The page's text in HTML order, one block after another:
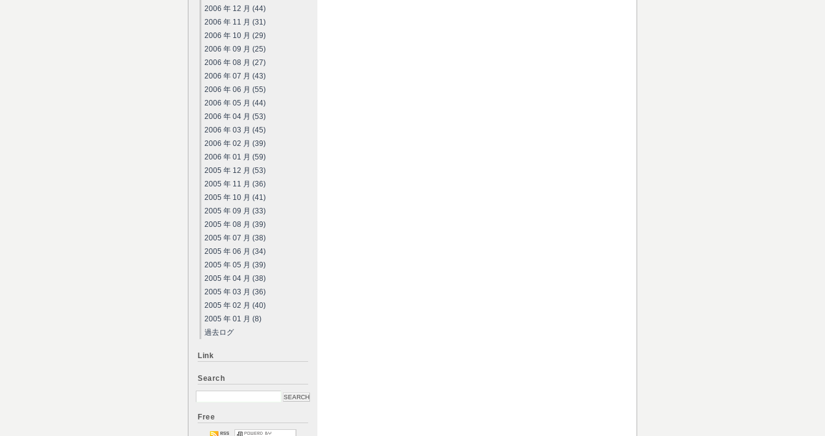
2006 年 12 月 (44)
2006 年 11 月 (31)
2006 年 10 月 (29)
2006 年 09 月 (25)
2006 年 08 月 (27)
2006 年 07 月 (43)
2006 年 06 月 (55)
2006 年 05 月 (44)
2006 年 04 月 (53)
2006 年 03 月 (45)
2006 年 02 月 (39)
2006 年 01 月 (59)
2005 年 12 月 (53)
2005 年 11 月 (36)
2005 年 10 月 (41)
2005 年 09 月 (33)
2005 年 08 月 (39)
2005 年 07 月 (38)
2005 年 06 月 (34)
2005 年 05 月 (39)
2005 年 04 月 (38)
2005 年 03 月 (36)
2005 年 02 月 (40)
2005 年 01 月 (8)
過去ログ
Link
Search
Free